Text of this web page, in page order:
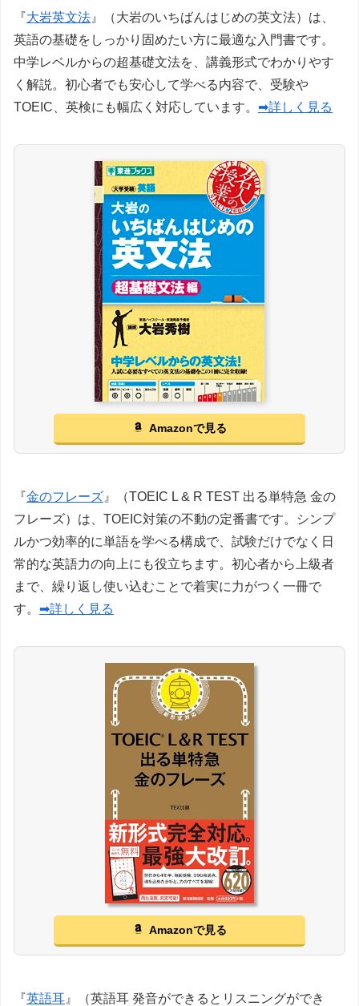
『大岩英文法 』（大岩のいちばんはじめの英文法）は、
英語の基礎をしっかり固めたい方に最適な入門書です。
中学レベルからの超基礎文法を、講義形式でわかりやす
く解説。初心者でも安心して学べる内容で、受験や
TOEIC、英検にも幅広く対応しています。 ➡詳しく見る
Amazonで見る
『金のフレーズ 』（TOEIC L & R TEST 出る単特急 金の
フレーズ）は、TOEIC対策の不動の定番書です。シンプ
ルかつ効率的に単語を学べる構成で、試験だけでなく日
常的な英語力の向上にも役立ちます。初心者から上級者
まで、繰り返し使い込むことで着実に力がつく一冊で
す。 ➡詳しく見る
Amazonで見る
『英語耳 』（英語耳 発音ができるとリスニングができ